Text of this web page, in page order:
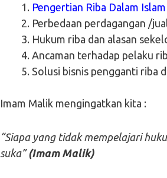
Pengertian Riba Dalam Islam
Perbedaan perdagangan /
Hukum riba dan alasan
Ancaman terhadap pelaku
Solusi bisnis pengganti riba
Imam Malik mengingatkan kita :
“Siapa yang tidak mempelajari
suka”(Imam Malik)